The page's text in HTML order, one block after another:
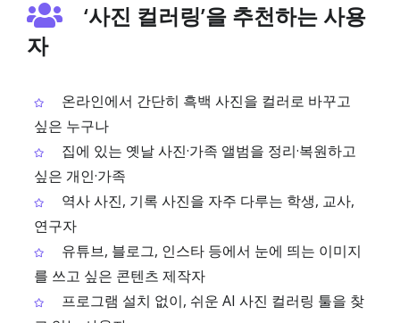
‘사진 컬러링’을 추천하는 사용
자
온라인에서 간단히 흑백 사진을 컬러로 바꾸고
싶은 누구나
집에 있는 옛날 사진·가족 앨범을 정리·복원하고
싶은 개인·가족
역사 사진, 기록 사진을 자주 다루는 학생, 교사,
연구자
유튜브, 블로그, 인스타 등에서 눈에 띄는 이미지
를 쓰고 싶은 콘텐츠 제작자
프로그램 설치 없이, 쉬운 AI 사진 컬러링 툴을 찾